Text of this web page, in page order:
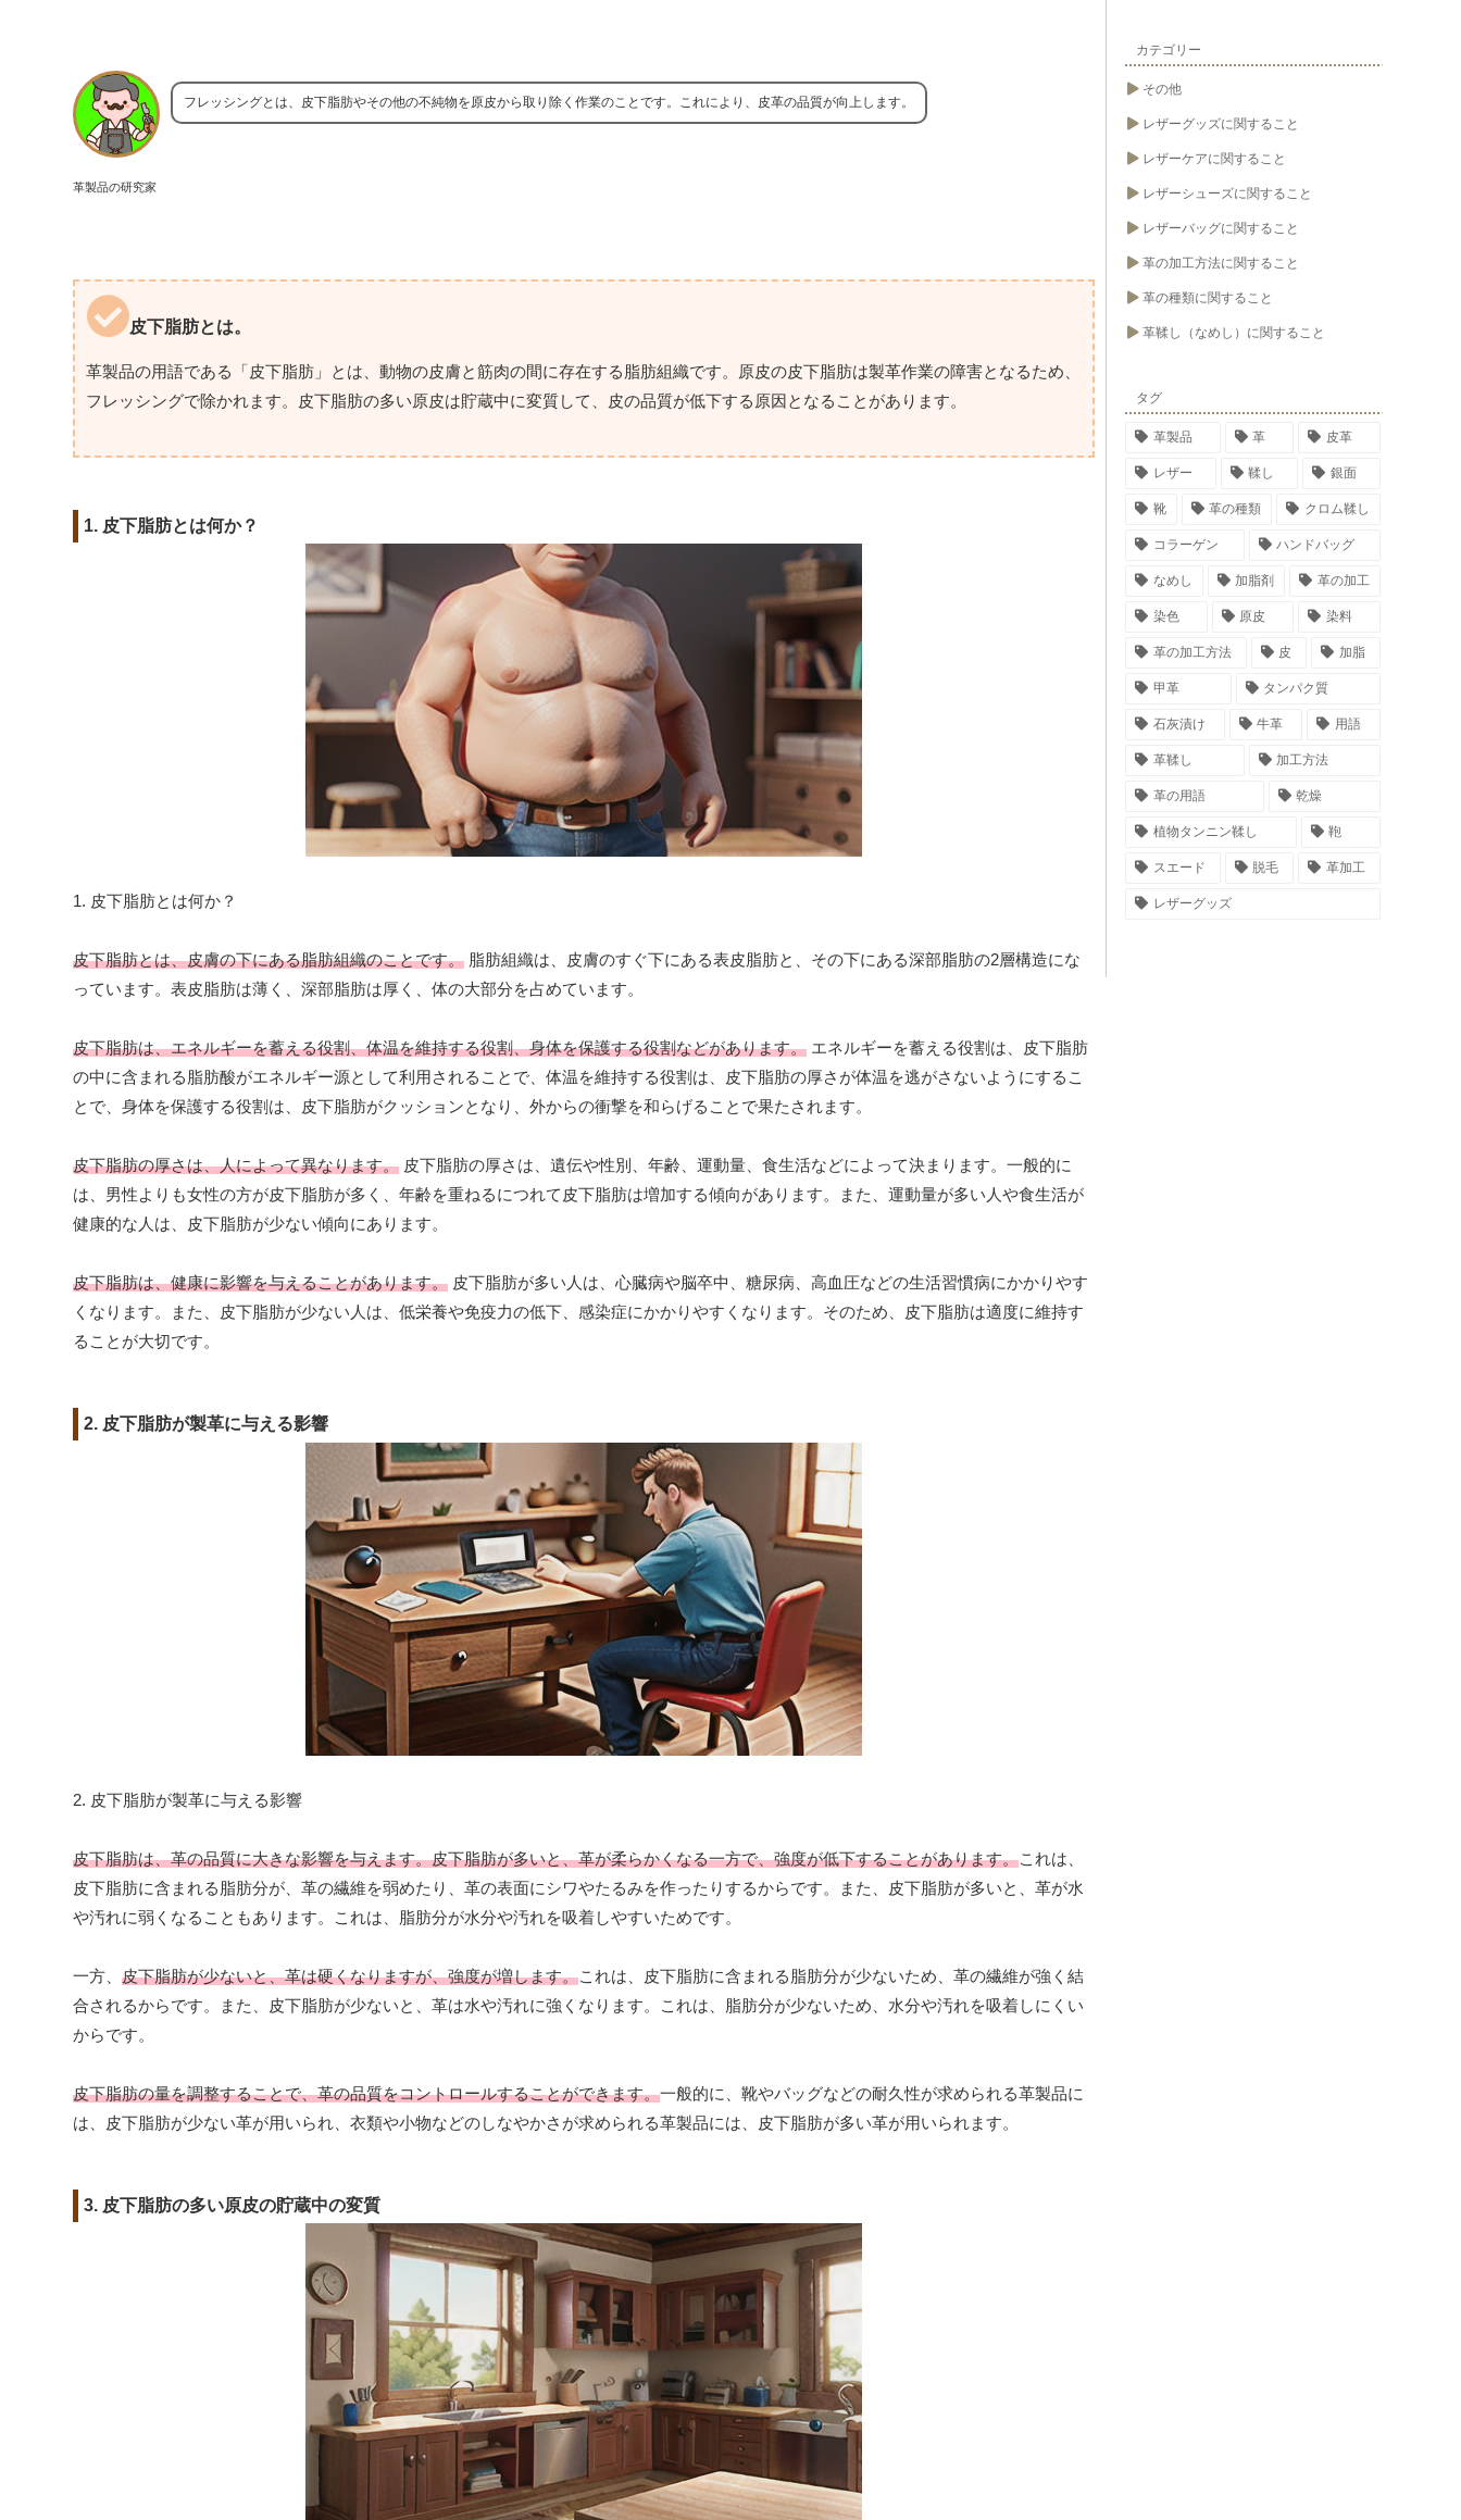
革製品の研究家
フレッシングとは、皮下脂肪やその他の不純物を原皮から取り除く作業のことです。これにより、皮革の品質が向上します。
皮下脂肪とは。
革製品の用語である「皮下脂肪」とは、動物の皮膚と筋肉の間に存在する脂肪組織です。原皮の皮下脂肪は製革作業の障害となるため、
フレッシングで除かれます。皮下脂肪の多い原皮は貯蔵中に変質して、皮の品質が低下する原因となることがあります。
1. 皮下脂肪とは何か？
1. 皮下脂肪とは何か？
皮下脂肪とは、皮膚の下にある脂肪組織のことです。 脂肪組織は、皮膚のすぐ下にある表皮脂肪と、その下にある深部脂肪の2層構造にな
っています。表皮脂肪は薄く、深部脂肪は厚く、体の大部分を占めています。
皮下脂肪は、エネルギーを蓄える役割、体温を維持する役割、身体を保護する役割などがあります。 エネルギーを蓄える役割は、皮下脂肪
の中に含まれる脂肪酸がエネルギー源として利用されることで、体温を維持する役割は、皮下脂肪の厚さが体温を逃がさないようにするこ
とで、身体を保護する役割は、皮下脂肪がクッションとなり、外からの衝撃を和らげることで果たされます。
皮下脂肪の厚さは、人によって異なります。 皮下脂肪の厚さは、遺伝や性別、年齢、運動量、食生活などによって決まります。一般的に
は、男性よりも女性の方が皮下脂肪が多く、年齢を重ねるにつれて皮下脂肪は増加する傾向があります。また、運動量が多い人や食生活が
健康的な人は、皮下脂肪が少ない傾向にあります。
皮下脂肪は、健康に影響を与えることがあります。 皮下脂肪が多い人は、心臓病や脳卒中、糖尿病、高血圧などの生活習慣病にかかりやす
くなります。また、皮下脂肪が少ない人は、低栄養や免疫力の低下、感染症にかかりやすくなります。そのため、皮下脂肪は適度に維持す
ることが大切です。
2. 皮下脂肪が製革に与える影響
2. 皮下脂肪が製革に与える影響
皮下脂肪は、革の品質に大きな影響を与えます。皮下脂肪が多いと、革が柔らかくなる一方で、強度が低下することがあります。これは、
皮下脂肪に含まれる脂肪分が、革の繊維を弱めたり、革の表面にシワやたるみを作ったりするからです。また、皮下脂肪が多いと、革が水
や汚れに弱くなることもあります。これは、脂肪分が水分や汚れを吸着しやすいためです。
一方、 皮下脂肪が少ないと、革は硬くなりますが、強度が増します。これは、皮下脂肪に含まれる脂肪分が少ないため、革の繊維が強く結
合されるからです。また、皮下脂肪が少ないと、革は水や汚れに強くなります。これは、脂肪分が少ないため、水分や汚れを吸着しにくい
からです。
皮下脂肪の量を調整することで、革の品質をコントロールすることができます。一般的に、靴やバッグなどの耐久性が求められる革製品に
は、皮下脂肪が少ない革が用いられ、衣類や小物などのしなやかさが求められる革製品には、皮下脂肪が多い革が用いられます。
3. 皮下脂肪の多い原皮の貯蔵中の変質
カテゴリー
その他
レザーグッズに関すること
レザーケアに関すること
レザーシューズに関すること
レザーバッグに関すること
革の加工方法に関すること
革の種類に関すること
革鞣し（なめし）に関すること
タグ
革製品 革 皮革
レザー 鞣し 銀面
靴 革の種類 クロム鞣し
コラーゲン ハンドバッグ
なめし 加脂剤 革の加工
染色 原皮 染料
革の加工方法 皮 加脂
甲革 タンパク質
石灰漬け 牛革 用語
革鞣し 加工方法
革の用語 乾燥
植物タンニン鞣し 鞄
スエード 脱毛 革加工
レザーグッズ